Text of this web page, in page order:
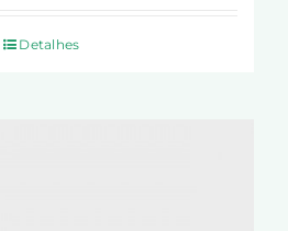
Detalhes